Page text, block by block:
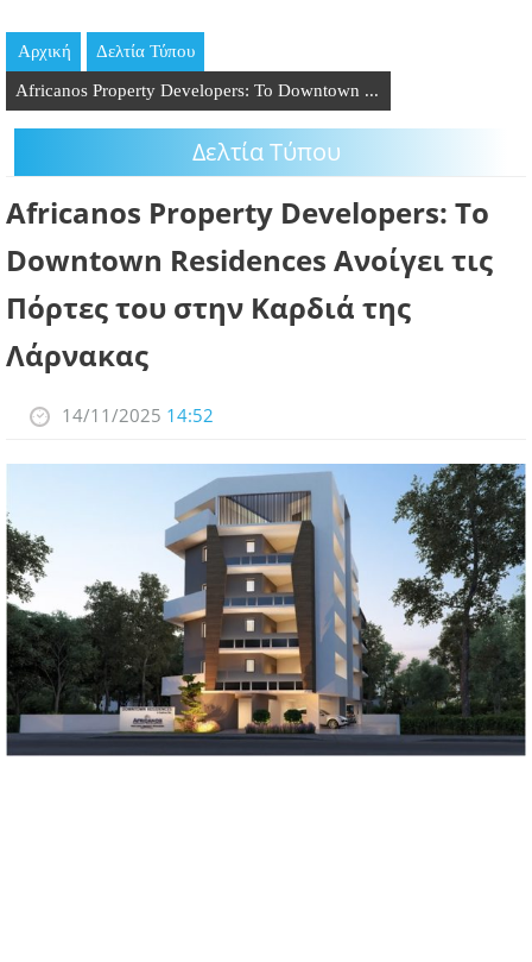
ΘΕΣΕΙΣ ΕΡΓΑΣΙΑΣ
PODCAST
ΣΥΝΔΕΣΜΟΙ
ΠΕΡΙΣΣΟΤΕΡΑ
Αρχική Δελτία Τύπου
Africanos Property Developers: Το Downtown ...
Δελτία Τύπου
Africanos Property Developers: Το
Downtown Residences Ανοίγει τις
Πόρτες του στην Καρδιά της
Λάρνακας
14/11/2025 14:52